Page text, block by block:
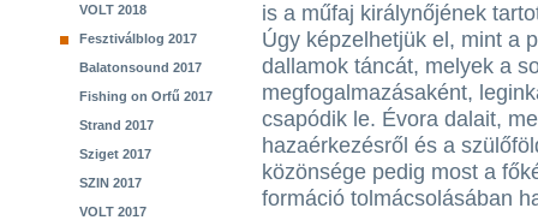
VOLT 2018
Fesztiválblog 2017
Balatonsound 2017
Fishing on Orfű 2017
Strand 2017
Sziget 2017
SZIN 2017
VOLT 2017
is a műfaj királynőjének
Úgy képzelhetjük el, mint a
dallamok táncát, melyek a
megfogalmazásaként,
csapódik le. Évora dalait,
hazaérkezésről és a
közönsége pedig most a
formáció tolmácsolásában